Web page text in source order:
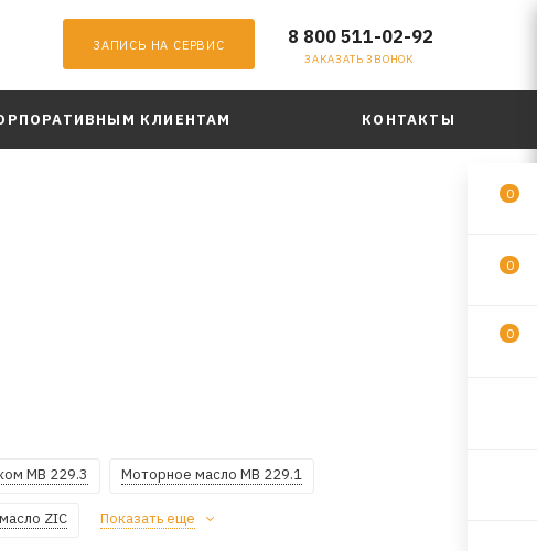
ЗАПИСЬ НА СЕРВИС 8 800 511-02-92
ЗАКАЗАТЬ ЗВОНОК
КЛИЕНТАМ КОНТАКТЫ
MB 229.3 Моторное масло MB 229.1
ZIC Показать еще
0
0
0